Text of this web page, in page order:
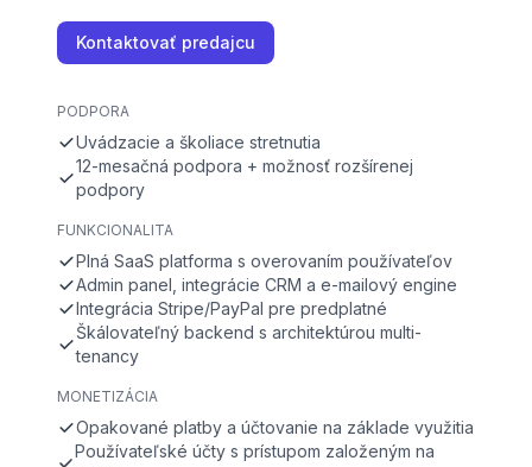
Kontaktovať predajcu
PODPORA
Uvádzacie a školiace stretnutia
12-mesačná podpora + možnosť rozšírenej
podpory
FUNKCIONALITA
Plná SaaS platforma s overovaním používateľov
Admin panel, integrácie CRM a e-mailový engine
Integrácia Stripe/PayPal pre predplatné
Škálovateľný backend s architektúrou multi-
tenancy
MONETIZÁCIA
Opakované platby a účtovanie na základe využitia
Používateľské účty s prístupom založeným na